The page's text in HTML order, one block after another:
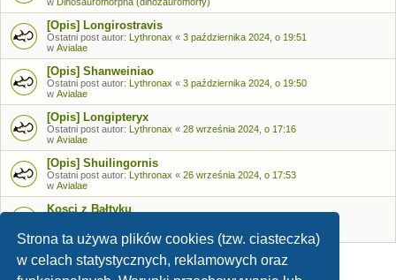
Strona ta używa plików cookies (tzw. ciasteczka)
w celach statystycznych, reklamowych oraz
[Opis] Longirostravis
Ostatni post autor: Lythronax « 3 października 2024, o 19:51
w Avialae
[Opis] Shanweiniao
Ostatni post autor: Lythronax « 3 października 2024, o 19:50
w Avialae
[Opis] Longipteryx
Ostatni post autor: Lythronax « 28 września 2024, o 17:16
w Avialae
[Opis] Shuilingornis
Ostatni post autor: Lythronax « 26 września 2024, o 17:53
w Avialae
Kosci z Bałtyku
Skamieniałości - identyfikacja